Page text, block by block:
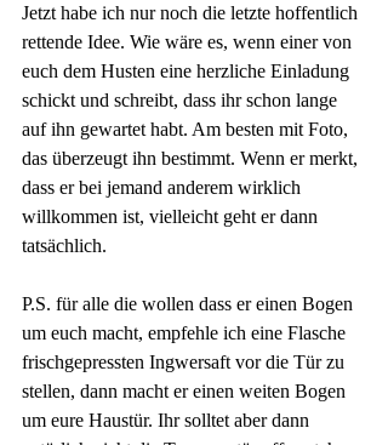
Jetzt habe ich nur noch die letzte hoffentlich
rettende Idee. Wie wäre es, wenn einer von
euch dem Husten eine herzliche Einladung
schickt und schreibt, dass ihr schon lange
auf ihn gewartet habt. Am besten mit Foto,
das überzeugt ihn bestimmt. Wenn er merkt,
dass er bei jemand anderem wirklich
willkommen ist, vielleicht geht er dann
tatsächlich.
P.S. für alle die wollen dass er einen Bogen
um euch macht, empfehle ich eine Flasche
frischgepressten Ingwersaft vor die Tür zu
stellen, dann macht er einen weiten Bogen
um eure Haustür. Ihr solltet aber dann